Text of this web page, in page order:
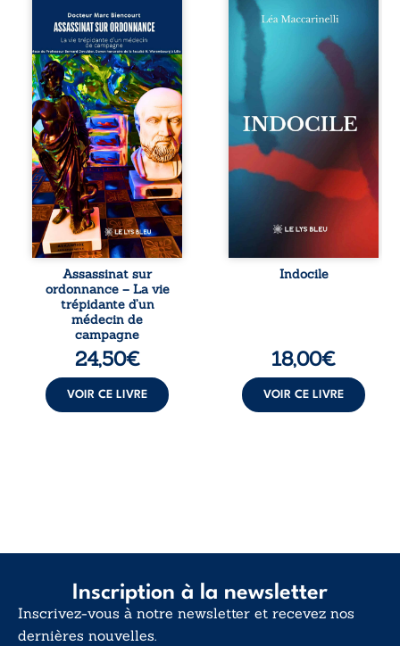
Assassinat sur
ordonnance – La
vie trépidante
d’un médecin de
campagne est la
réédition enrichie
et actualisée du
témoignage du
Docteur Marc
Biencourt, ancien
médecin de
famille, qui revient
sur son parcours
médical, syndical
et ordinal. Depuis
septembre 2013, il
raconte le long
combat qui l’a
conduit à être
écarté du corps
médical, malgré
une décision de
première instance
Assassinat sur
ordonnance – La vie
trépidante d’un
médecin de
campagne
24,50€
VOIR CE LIVRE
Quatre parties.
Quatre refus.
Quatre visages
d’une existence en
friction. Entre les
silences qu’on ne
déchiffre pas, les
amours qu’on
dérange, les corps
qu’on administre
et les liens qu’on
sabote, cet
ouvrage parle à
vivent trop fort,
trop vrai, trop tôt.
traversée. Une
langue nue. Une
Indocile
18,00€
VOIR CE LIVRE
Inscription à la newsletter
Inscrivez-vous à notre newsletter et recevez nos
dernières nouvelles.